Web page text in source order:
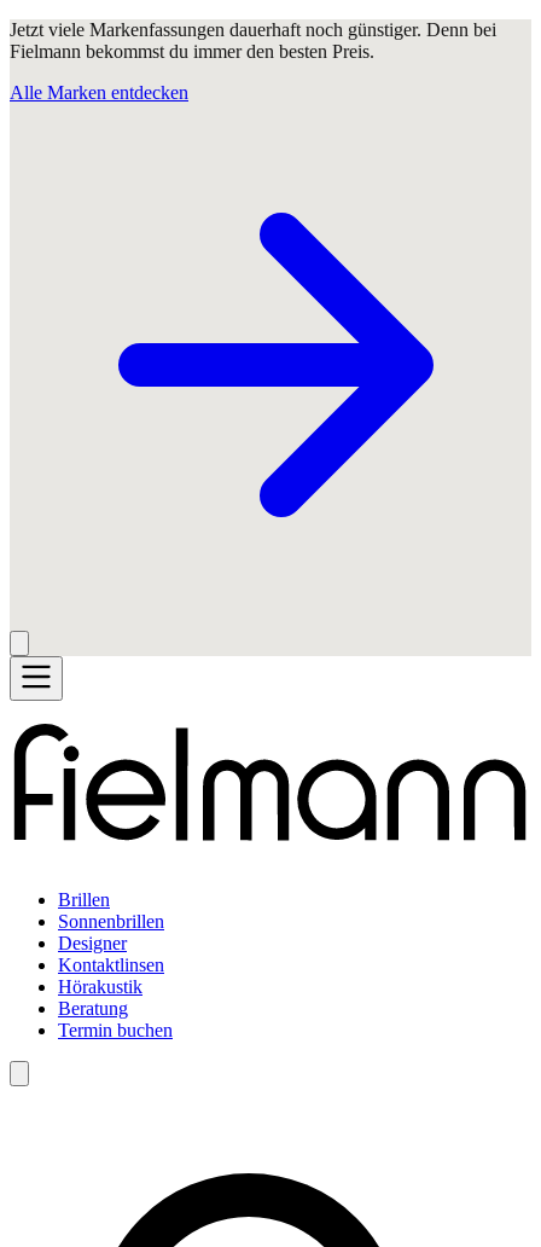
Jetzt viele Markenfassungen dauerhaft noch günstiger. Denn bei
Fielmann bekommst du immer den besten Preis.
Alle Marken entdecken
Brillen
Sonnenbrillen
Designer
Kontaktlinsen
Hörakustik
Beratung
Termin buchen